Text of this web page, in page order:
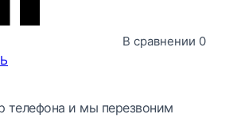
В сравнении 0
телефона и мы перезвоним